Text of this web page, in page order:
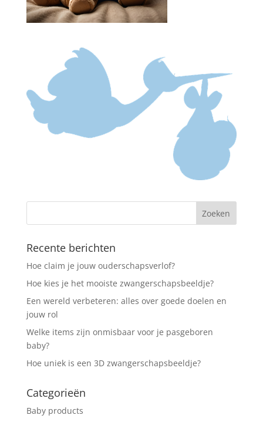
Recente berichten
Hoe claim je jouw ouderschapsverlof?
Hoe kies je het mooiste zwangerschapsbeeldje?
Een wereld verbeteren: alles over goede doelen en
jouw rol
Welke items zijn onmisbaar voor je pasgeboren
baby?
Hoe uniek is een 3D zwangerschapsbeeldje?
Categorieën
Baby products